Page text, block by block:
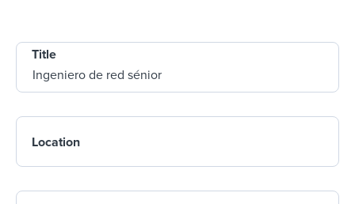
Title
Location